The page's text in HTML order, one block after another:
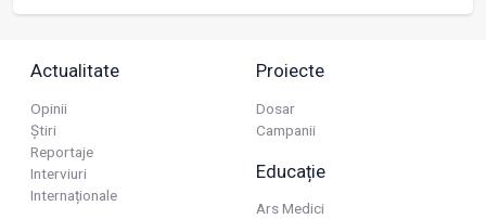
Actualitate
Opinii
Știri
Reportaje
Interviuri
Internaționale
Proiecte
Dosar
Campanii
Educație
Ars Medici